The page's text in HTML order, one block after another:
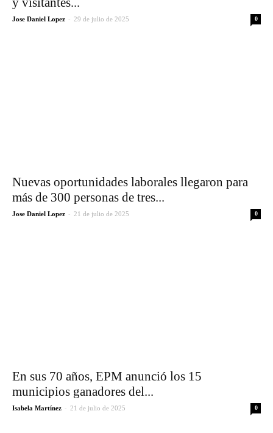
Jose Daniel Lopez - 29 de julio de 2025 0
Nuevas oportunidades laborales llegaron para
más de 300 personas de tres...
Jose Daniel Lopez - 21 de julio de 2025 0
En sus 70 años, EPM anunció los 15
municipios ganadores del...
Isabela Martínez - 21 de julio de 2025 0